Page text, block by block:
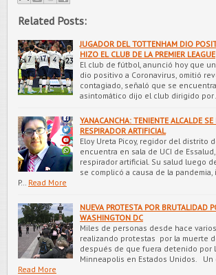
Related Posts:
JUGADOR DEL TOTTENHAM DIO
HIZO EL CLUB DE LA PREMIER LEAGUE
El club de fútbol, anunció hoy que
dio positivo a Coronavirus, omitió
contagiado, señaló que se
asintomático dijo el club dirigido por
YANACANCHA: TENIENTE ALCALDE
RESPIRADOR ARTIFICIAL
Eloy Ureta Picoy, regidor del distrito
encuentra en sala de UCI de
respirador artificial. Su salud luego
se complicó a causa de la pandemia,
P…
Read More
NUEVA PROTESTA POR BRUTALIDAD
WASHINGTON DC
Miles de personas desde hace
realizando protestas por la muerte
después de que fuera detenido por
Minneapolis en Estados Unidos. Un
Read More